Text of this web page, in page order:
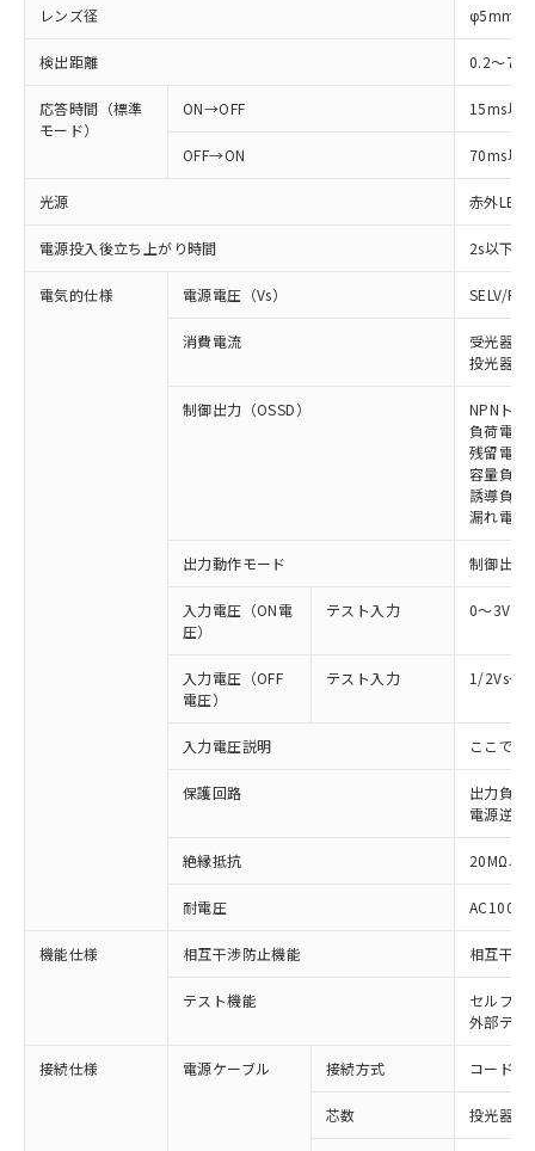
レンズ径 φ5mm
検出距離 0.2～7m
応答時間（標準
モード）
ON→OFF 15ms以
OFF→ON 70ms以
光源 赤外LED
電源投入後立ち上がり時間 2s以下
電気的仕様 電源電圧（Vs） SELV/
消費電流
受光器:
投光器:
制御出力（OSSD）
NPNトラ
負荷電流
残留電圧
容量負荷
誘導負荷
漏れ電流
出力動作モード 制御出力
入力電圧（ON電
圧）
テスト入力 0～3V（
入力電圧（OFF
電圧）
テスト入力 1/2Vs～
入力電圧説明 ここでの
保護回路
出力負荷
電源逆接
絶縁抵抗 20MΩ以
耐電圧
機能仕様 相互干渉防止機能 相互干渉
テスト機能
セルフテ
外部テス
接続仕様 電源ケーブル 接続方式 コード引
芯数 投光器側
ご利用条件
以下の条件をお読みいただき、同意のうえ
※1 対応状況
対応済み：EU RoHS指令（10物質）の
有に対応した製品に切り替える予定のある
対応予定なし：EU RoHS指令（10物質）の